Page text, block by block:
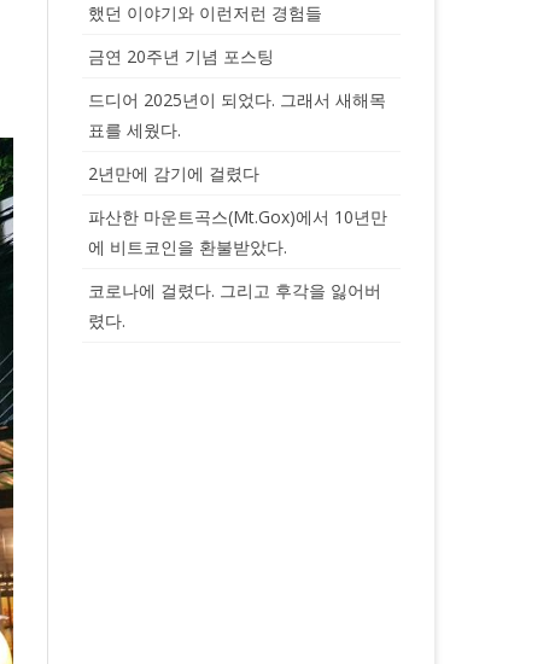
했던 이야기와 이런저런 경험들
금연 20주년 기념 포스팅
드디어 2025년이 되었다. 그래서 새해목
표를 세웠다.
2년만에 감기에 걸렸다
파산한 마운트곡스(Mt.Gox)에서 10년만
에 비트코인을 환불받았다.
코로나에 걸렸다. 그리고 후각을 잃어버
렸다.